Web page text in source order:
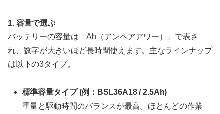
1. 容量で選ぶ
バッテリーの容量は「Ah（アンペアアワー）」で表さ
れ、数字が大きいほど長時間使えます。主なラインナップ
は以下の3タイプ。
標準容量タイプ (例：BSL36A18 / 2.5Ah)
重量と駆動時間のバランスが最高。ほとんどの作業